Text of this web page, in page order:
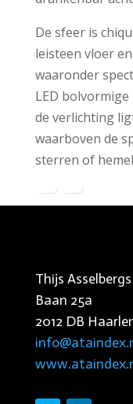
De sfeer is
leisteen vloer
waaronder
LED
de verlichting
waarboven de
sterren of
Thijs
Baan 25a
2012 DB